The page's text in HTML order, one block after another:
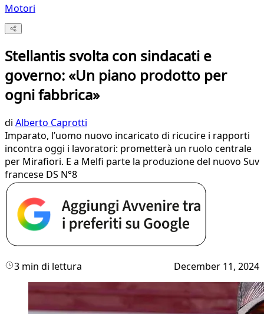
Motori
Stellantis svolta con sindacati e
governo: «Un piano prodotto per
ogni fabbrica»
di Alberto Caprotti
Imparato, l’uomo nuovo incaricato di ricucire i rapporti
incontra oggi i lavoratori: prometterà un ruolo centrale
per Mirafiori. E a Melfi parte la produzione del nuovo Suv
francese DS N°8
3 min di lettura December 11, 2024